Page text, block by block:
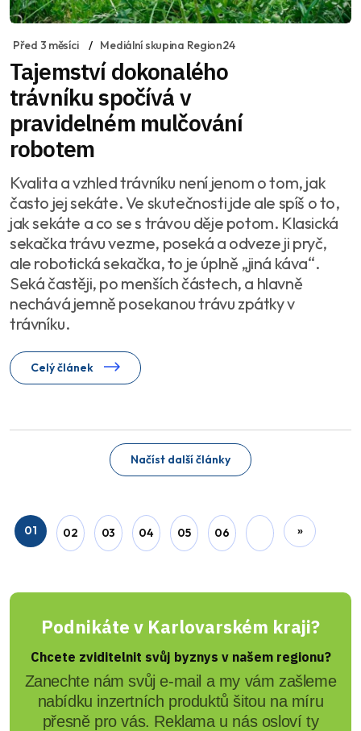
Před 3 měsíci Mediální skupina Region24
Tajemství dokonalého
trávníku spočívá v
pravidelném mulčování
robotem
Kvalita a vzhled trávníku není jenom o tom, jak
často jej sekáte. Ve skutečnosti jde ale spíš o to,
jak sekáte a co se s trávou děje potom. Klasická
sekačka trávu vezme, poseká a odveze ji pryč,
ale robotická sekačka, to je úplně „jiná káva“.
Seká častěji, po menších částech, a hlavně
nechává jemně posekanou trávu zpátky v
trávníku.
Celý článek
Načíst další články
01 02 03 04 05 06 »
Podnikáte v Karlovarském kraji?
Chcete zviditelnit svůj byznys v našem regionu?
Zanechte nám svůj e-mail a my vám zašleme
nabídku inzertních produktů šitou na míru
přesně pro vás. Reklama u nás osloví ty